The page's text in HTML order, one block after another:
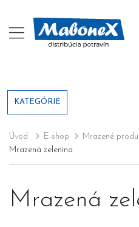
KATEGÓRIE
Úvod E-shop
Mrazené
Mrazená zelenina
Mrazená